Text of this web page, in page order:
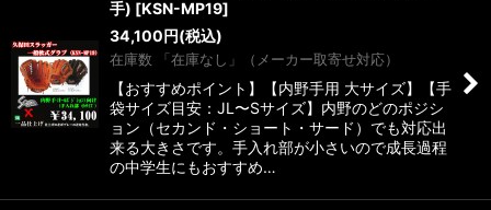
手) [KSN-MP19]
34,100円(税込)
在庫数 「在庫なし」（メーカー取寄せ対応）
【おすすめポイント】【内野手用 大サイズ】【手
袋サイズ目安：JL〜Sサイズ】内野のどのポジシ
ョン（セカンド・ショート・サード）でも対応出
来る大きさです。手入れ部が小さいので成長過程
の中学生にもおすすめ…